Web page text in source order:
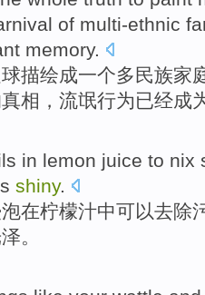
of multi-ethnic
memory.
描绘成一个多 民族家
真相 ， 流氓行为已经成
in lemon juice to nix
shiny.
在柠檬汁中可以去除
。